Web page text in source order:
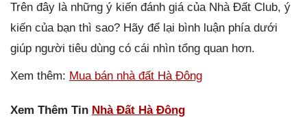
Trên đây là những ý kiến đánh giá của Nhà Đất Club, ý
kiến của bạn thì sao? Hãy để lại bình luận phía dưới
giúp người tiêu dùng có cái nhìn tổng quan hơn.
Xem thêm: Mua bán nhà đất Hà Đông
Xem Thêm Tin Nhà Đất Hà Đông